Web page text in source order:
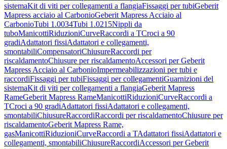
sistemaKit di viti per collegamenti a flangiaFissaggi per tubiGeberit
Mapress acciaio al CarbonioGeberit Mapress Acciaio al
CarbonioTubi 1.0034Tubi 1.0215Nippli da
tuboManicottiRiduzioniCurveRaccordi a TCroci a 90
gradiAdattatori fissiAdattatori e collegamenti,
smontabiliCompensatoriChiusureRaccordi per
riscaldamentoChiusure per riscaldamentoAccessori per Geberit
Mapress Acciaio al CarbonioImpermeabilizzazioni per tubi e
raccordiFissaggi per tubiFissaggi per collegamentiGuarnizioni del
sistemaKit di viti per collegamenti a flangiaGeberit Mapress
RameGeberit Mapress RameManicottiRiduzioniCurveRaccordi a
TCroci a 90 gradiAdattatori fissiAdattatori e collegamenti,
smontabiliChiusureRaccordiRaccordi per riscaldamentoChiusure per
riscaldamentoGeberit Mapress Rame,
gasManicottiRiduzioniCurveRaccordi a TAdattatori fissiAdattatori e
collegamenti, smontabiliChiusureRaccordiAccessori per Geberit